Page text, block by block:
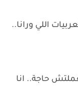
اللي ورانا..
حاجة.. انا